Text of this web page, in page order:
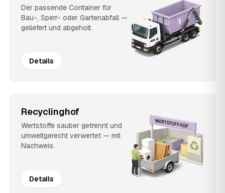
Der passende Container für
Bau-, Sperr- oder Gartenabfall —
geliefert und abgeholt.
Details
Recyclinghof
Wertstoffe sauber getrennt und
umweltgerecht verwertet — mit
Nachweis.
Details